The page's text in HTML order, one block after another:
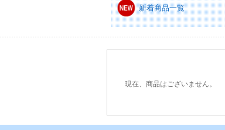
新着商品一覧
現在、商品はございません。